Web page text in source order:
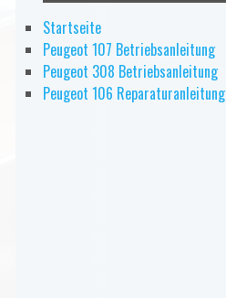
Startseite
Peugeot 107 Betriebsanleitung
Peugeot 308 Betriebsanleitung
Peugeot 106 Reparaturanleitung